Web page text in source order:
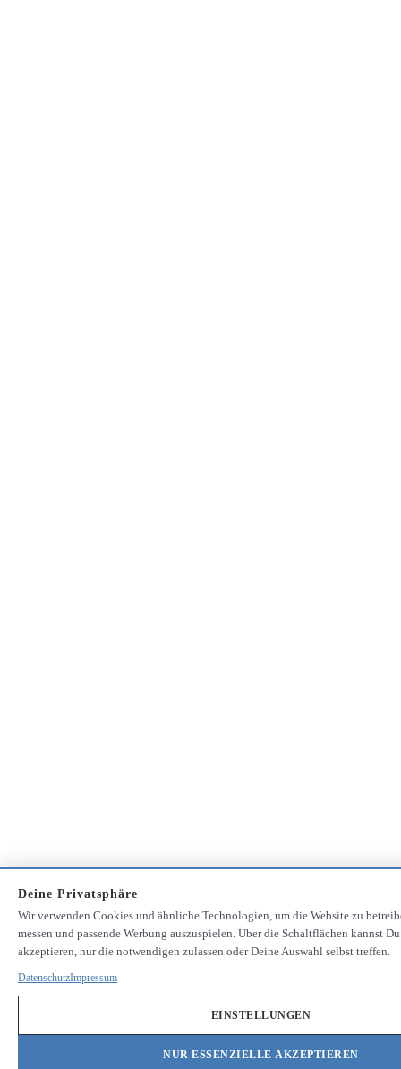
Deine Privatsphäre
Wir verwenden Cookies und ähnliche Technologien, um die Website zu
messen und passende Werbung auszuspielen. Über die Schaltflächen kannst
akzeptieren, nur die notwendigen zulassen oder Deine Auswahl selbst treffen.
DatenschutzImpressum
EINSTELLUNGEN
NUR ESSENZIELLE AKZEPTIEREN